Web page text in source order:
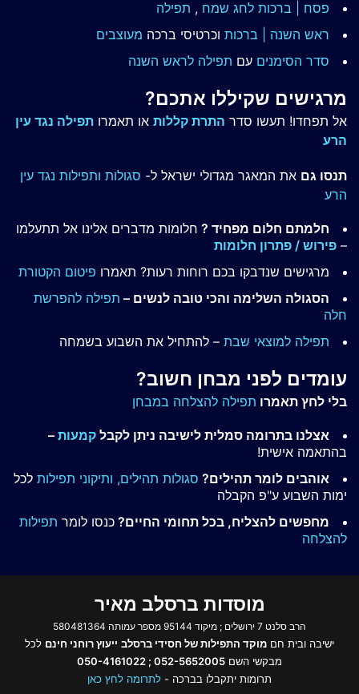
פסח | ברכות לחג שמח , תפילה
ראש השנה | ברכות וכרטיסי ברכה מעוצבים
סדר הסימנים עם תפילה לראש השנה
מרגישים שקיללו אתכם?
אל תפחדו! תעשו סדר התרת קללות או תאמרו תפילה נגד עין
הרע
תנסו גם את המאגר מגדולי ישראל ל- סגולות ותפילות נגד עין
הרע
חלמתם חלום מפחיד ? חלומות מדברים אלינו אל תתעלמו
– פירוש / פתרון חלומות
מרגישים שנדבקו בכם רוחות רעות? תאמרו פיטום הקטורת
הסגולה השלימה והכי טובה לנשים – תפילה להפרשת
חלה
תפילה למוצאי שבת – להתחיל את השבוע בשמחה
עומדים לפני מבחן חשוב?
בלי לחץ תאמרו תפילה להצלחה במבחן
אצלנו בתרומה סמלית לישיבה ניתן לקבל קמעות –
בהתאמה אישית!
אוהבים לומר תהילים? סגולות תהילים, ותיקוני תפילות לכל
ימות השבוע ע"פ הקבלה
מחפשים להצליח, בכל תחומי החיים? כנסו לומר תפילות
להצלחה
מוסדות ברסלב מאיר
הרב סלנט 7 ירושלים ; מיקוד 95144 מספר עמותה 580481364
ישיבה ובית חם מוקד התפילות של חסידי ברסלב ייעוץ רוחני חינם לכל
מבקשי השם 052-5652005 ; 050-4161022
תרומות יתקבלו בברכה - לתרומה לחץ כאן